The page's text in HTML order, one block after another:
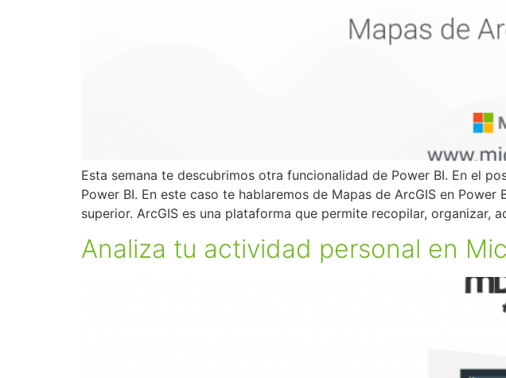
Esta semana te descubrimos otra funcionalidad de Power BI. En el
Power BI. En este caso te hablaremos de Mapas de ArcGIS en
superior. ArcGIS es una plataforma que permite recopilar, organizar,
Analiza tu actividad personal en